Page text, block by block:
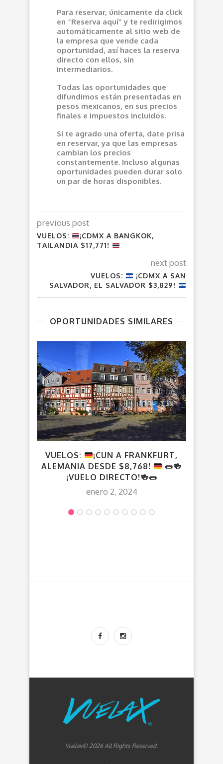
Para reservar, únicamente da click
en “Reserva aquí” y te redirigimos
automáticamente al sitio web de
la empresa que vende cada
oportunidad, así haces la reserva
directo con ellos, sin
intermediarios.
Todas las oportunidades que
difundimos están presentadas en
pesos mexicanos, en sus precios
finales e impuestos incluidos.
Si te agrado una oferta, date prisa
en reservar, ya que las empresas
cambian los precios
constantemente. Incluso algunas
oportunidades pueden durar solo
un par de horas disponibles.
previous post
VUELOS:
¡CDMX A BANGKOK,
TAILANDIA $17,771!
next post
VUELOS:
¡CDMX A SAN
SALVADOR, EL SALVADOR $3,829!
OPORTUNIDADES SIMILARES
VUELOS:
¡CUN A FRANKFURT,
ALEMANIA DESDE $8,768!
🌭🍻
¡VUELO DIRECTO!🍻🌭
enero 2, 2024
Vuelax© 2026 All Rights Reserved.